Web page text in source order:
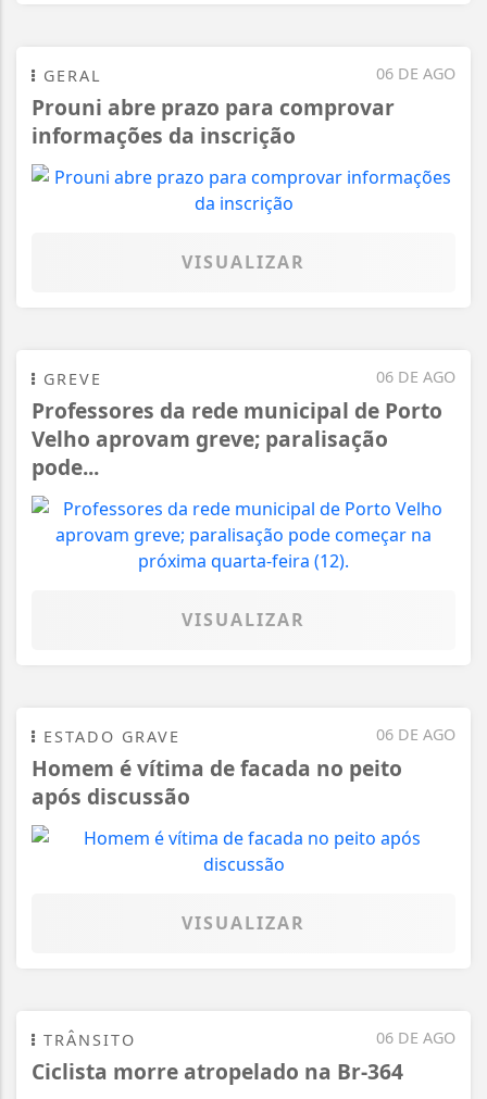
06 DE AGO
GERAL
Prouni abre prazo para comprovar
informações da inscrição
VISUALIZAR
06 DE AGO
GREVE
Professores da rede municipal de Porto
Velho aprovam greve; paralisação
pode...
VISUALIZAR
06 DE AGO
ESTADO GRAVE
Homem é vítima de facada no peito
após discussão
VISUALIZAR
06 DE AGO
TRÂNSITO
Ciclista morre atropelado na Br-364